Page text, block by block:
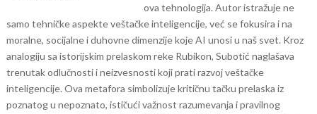
ova tehnologija. Autor istražuje ne
samo tehničke aspekte veštačke inteligencije, već se fokusira i na
moralne, socijalne i duhovne dimenzije koje AI unosi u naš svet. Kroz
analogiju sa istorijskim prelaskom reke Rubikon, Subotić naglašava
trenutak odlučnosti i neizvesnosti koji prati razvoj veštačke
inteligencije. Ova metafora simbolizuje kritičnu tačku prelaska iz
poznatog u nepoznato, ističući važnost razumevanja i pravilnog